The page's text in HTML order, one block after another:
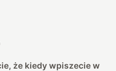
że kiedy wpiszecie w